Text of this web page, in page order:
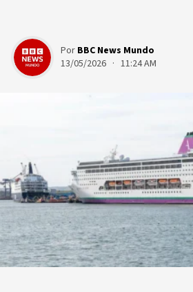
Por BBC News Mundo
13/05/2026 · 11:24 AM